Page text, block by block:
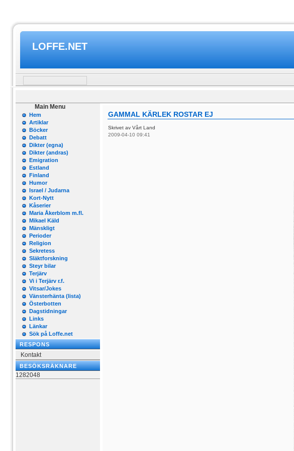
LOFFE.NET
Main Menu
Hem
Artiklar
Böcker
Debatt
Dikter (egna)
Dikter (andras)
Emigration
Estland
Finland
Humor
Israel / Judarna
Kort-Nytt
Kåserier
Maria Åkerblom m.fl.
Mikael Käld
Mänskligt
Perioder
Religion
Sekretess
Släktforskning
Steyr bilar
Terjärv
Vi i Terjärv r.f.
Vitsar/Jokes
Vänsterhänta (lista)
Österbotten
Dagstidningar
Links
Länkar
Sök på Loffe.net
RESPONS
Kontakt
BESÖKSRÄKNARE
1282048
GAMMAL KÄRLEK ROSTAR EJ
Skrivet av Vårt Land
2009-04-10 09:41